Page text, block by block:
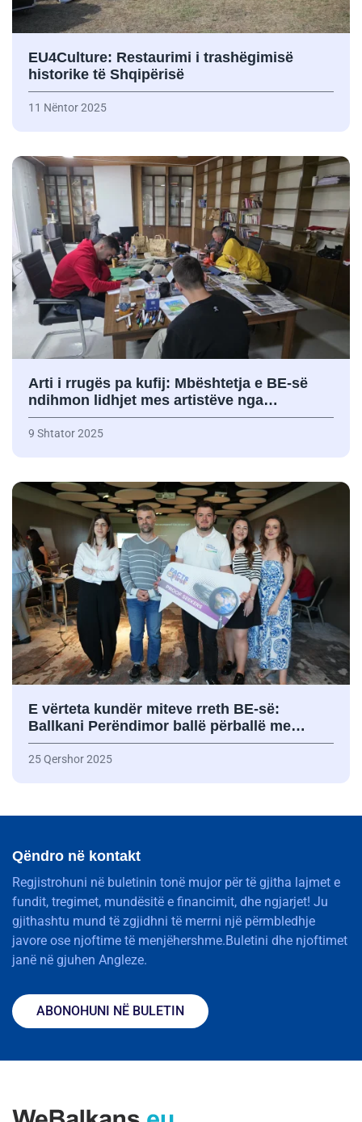
EU4Culture: Restaurimi i trashëgimisë
historike të Shqipërisë
11 Nëntor 2025
Arti i rrugës pa kufij: Mbështetja e BE-së
ndihmon lidhjet mes artistëve nga…
9 Shtator 2025
E vërteta kundër miteve rreth BE-së:
Ballkani Perëndimor ballë përballë me…
25 Qershor 2025
Qëndro në kontakt
Regjistrohuni në buletinin tonë mujor për të gjitha lajmet e
fundit, tregimet, mundësitë e financimit, dhe ngjarjet! Ju
gjithashtu mund të zgjidhni të merrni një përmbledhje
javore ose njoftime të menjëhershme.Buletini dhe njoftimet
janë në gjuhen Angleze.
ABONOHUNI NË BULETIN